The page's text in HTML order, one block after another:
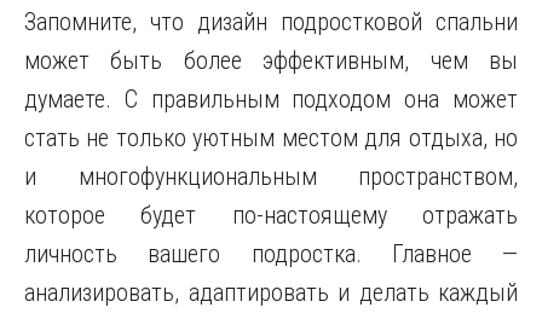
Запомните, что дизайн подростковой спальни
может быть более эффективным, чем вы
думаете. С правильным подходом она может
стать не только уютным местом для отдыха, но
и многофункциональным пространством,
которое будет по-настоящему отражать
личность вашего подростка. Главное —
анализировать, адаптировать и делать каждый